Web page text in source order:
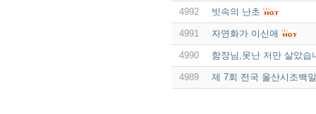
4992 빗속의 난초
4991 자연화가 이신애
4990 함장님,못난 저만 살았습
4989 제 7회 전국 울산시조백